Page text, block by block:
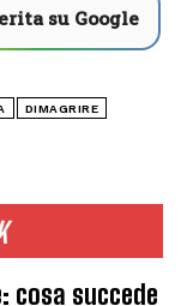
cosa succede
su Google
DIMAGRIRE